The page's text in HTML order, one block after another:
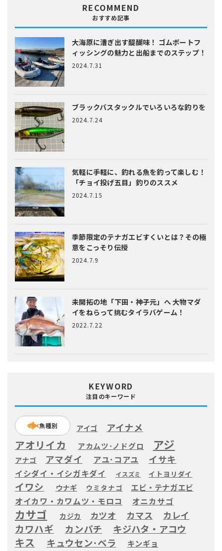
RECOMMEND
おすすめ記事
大海原に漕ぎ出す醍醐味！ ゴムボートフ
ィッシングの魅力と出船までのステップ！
2024.7.31
ブラックバスタックルでいろいろな釣りを
2024.7.24
気軽に手軽に、釣れる魚を釣って楽しむ！
「チョイ投げ五目」釣りのススメ
2024.7.15
季節限定のテナガエビすくいとは？ その極
意をこっそり伝授
2024.7.9
未開拓の地「下田・神子元」へ大物マダ
イをねらって挑むタイラバゲーム！
2022.7.22
KEYWORD
注目のキーワード
魚種別 アイゴ アイナメ
アオリイカ アカムツ･ノドグロ アジ
アナゴ アマダイ アユ･コアユ イサキ
イシダイ・イシガキダイ イスズミ イトヨリダイ
イワシ ウナギ ウミタナゴ エビ・テナガエビ
オイカワ・カワムツ・モロコ オニカサゴ
カサゴ カジカ カツオ カマス カレイ
カワハギ カンパチ キジハタ・アコウ
キス キュウセン･ベラ キンギョ